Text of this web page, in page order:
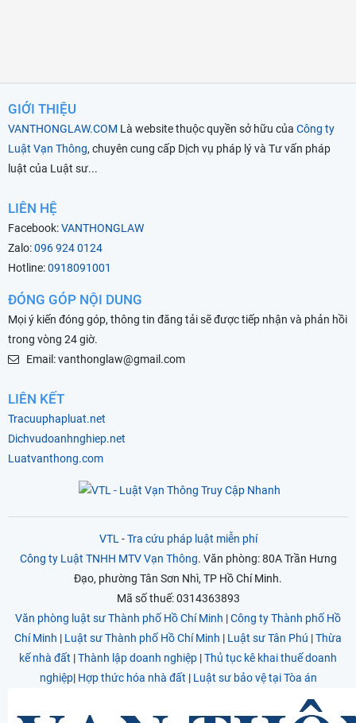
GIỚI THIỆU
VANTHONGLAW.COM Là website thuộc quyền sở hữu của Công ty
Luật Vạn Thông, chuyên cung cấp Dịch vụ pháp lý và Tư vấn pháp
luật của Luật sư...
LIÊN HỆ
Facebook:VANTHONGLAW
Zalo:096 924 0124
Hotline:0918091001
ĐÓNG GÓP NỘI DUNG
Mọi ý kiến đóng góp, thông tin đăng tải sẽ được tiếp nhận và phản hồi
trong vòng 24 giờ.
Email: vanthonglaw@gmail.com
LIÊN KẾT
Tracuuphapluat.net
Dichvudoanhnghiep.net
Luatvanthong.com
VTL-Tra cứu pháp luật miễn phí
Công ty Luật TNHH MTV Vạn Thông. Văn phòng: 80A Trần Hưng
Đạo, phường Tân Sơn Nhì, TP Hồ Chí Minh.
Mã số thuế: 0314363893
Văn phòng luật sư Thành phố Hồ Chí Minh |Công ty Thành phố Hồ
Chí Minh | Luật sư Thành phố Hồ Chí Minh | Luật sư Tân Phú |Thừa
kế nhà đất |Thành lập doanh nghiệp |Thủ tục kê khai thuế doanh
nghiệp| Hợp thức hóa nhà đất | Luật sư bảo vệ tại Tòa án